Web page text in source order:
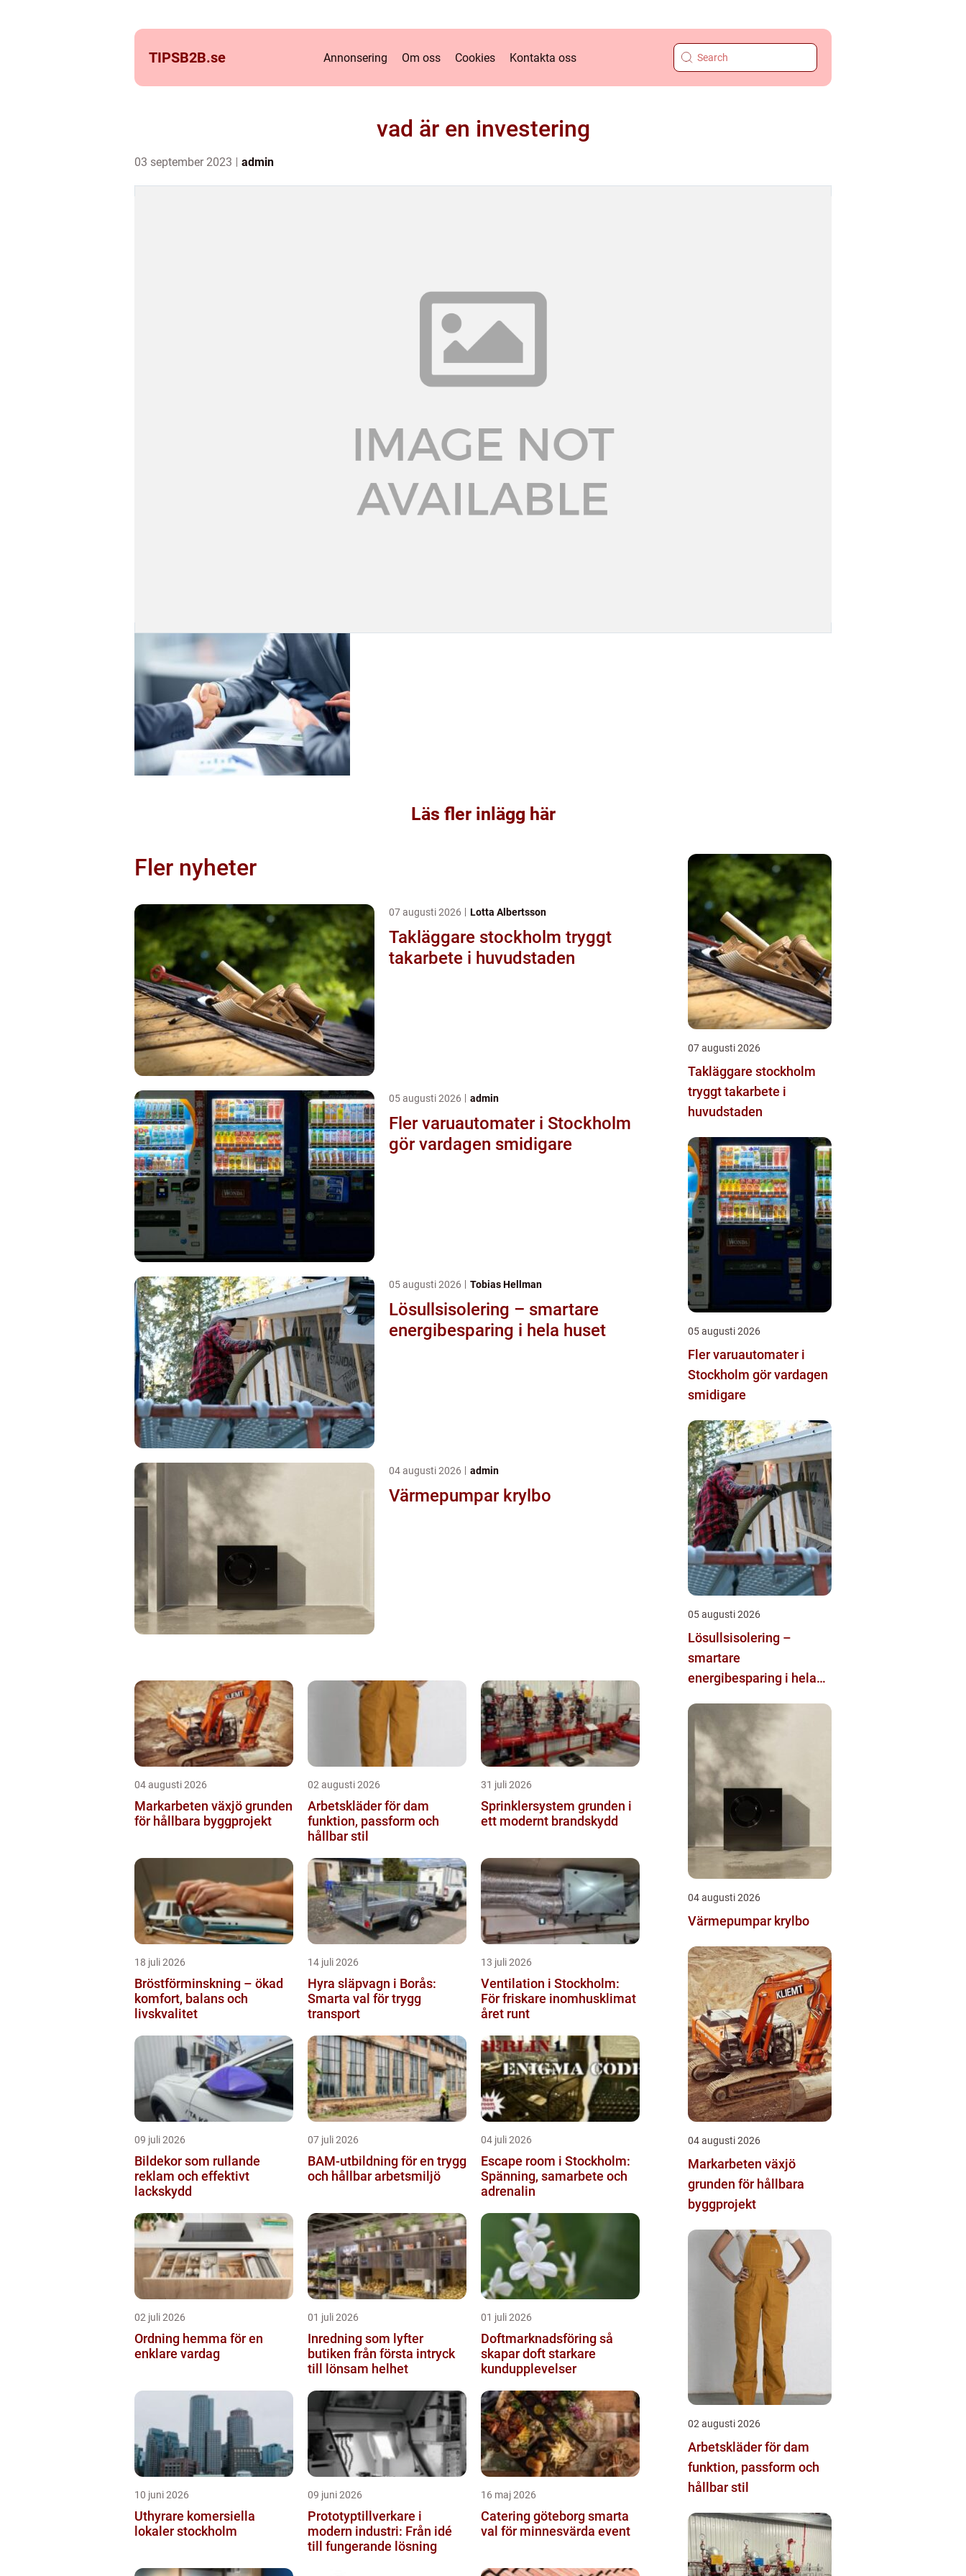
TIPSB2B.se Annonsering Om oss Cookies Kontakta oss
vad är en investering
03 september 2023 admin
Läs fler inlägg här
Fler nyheter
07 augusti 2026 Lotta Albertsson
Takläggare stockholm tryggt
takarbete i huvudstaden
05 augusti 2026 admin
Fler varuautomater i Stockholm
gör vardagen smidigare
05 augusti 2026 Tobias Hellman
Lösullsisolering – smartare
energibesparing i hela huset
04 augusti 2026 admin
Värmepumpar krylbo
04 augusti 2026
Markarbeten växjö grunden
för hållbara byggprojekt
02 augusti 2026
Arbetskläder för dam
funktion, passform och
hållbar stil
31 juli 2026
Sprinklersystem grunden i
ett modernt brandskydd
18 juli 2026
Bröstförminskning – ökad
komfort, balans och
livskvalitet
14 juli 2026
Hyra släpvagn i Borås:
Smarta val för trygg
transport
13 juli 2026
Ventilation i Stockholm:
För friskare inomhusklimat
året runt
09 juli 2026
Bildekor som rullande
reklam och effektivt
lackskydd
07 juli 2026
BAM-utbildning för en trygg
och hållbar arbetsmiljö
04 juli 2026
Escape room i Stockholm:
Spänning, samarbete och
adrenalin
02 juli 2026
Ordning hemma för en
enklare vardag
01 juli 2026
Inredning som lyfter
butiken från första intryck
till lönsam helhet
01 juli 2026
Doftmarknadsföring så
skapar doft starkare
kundupplevelser
10 juni 2026
Uthyrare komersiella
lokaler stockholm
09 juni 2026
Prototyptillverkare i
modern industri: Från idé
till fungerande lösning
16 maj 2026
Catering göteborg smarta
val för minnesvärda event
07 augusti 2026
Takläggare stockholm
tryggt takarbete i
huvudstaden
05 augusti 2026
Fler varuautomater i
Stockholm gör vardagen
smidigare
05 augusti 2026
Lösullsisolering –
smartare
energibesparing i hela
04 augusti 2026
Värmepumpar krylbo
04 augusti 2026
Markarbeten växjö
grunden för hållbara
byggprojekt
02 augusti 2026
Arbetskläder för dam
funktion, passform och
hållbar stil